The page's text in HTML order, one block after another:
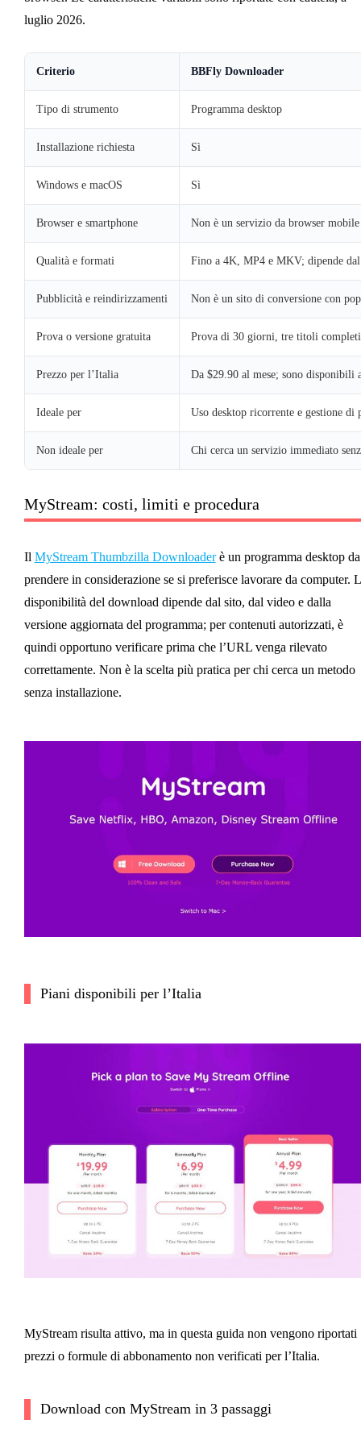
luglio 2026.
Criterio BBFly Downloader
Tipo di strumento Programma desktop
Installazione richiesta Sì
Windows e macOS Sì
Browser e smartphone Non è un servizio da browser mobile
Qualità e formati Fino a 4K, MP4 e MKV; dipende
Pubblicità e reindirizzamenti Non è un sito di conversione con
Prova o versione gratuita Prova di 30 giorni, tre titoli
Prezzo per l’Italia Da $29.90 al mese; sono disponibili
Ideale per Uso desktop ricorrente e gestione di
Non ideale per Chi cerca un servizio immediato
MyStream: costi, limiti e procedura
Il MyStream Thumbzilla Downloaderè un programma desktop da
prendere in considerazione se si preferisce lavorare da computer.
disponibilità del download dipende dal sito, dal video e dalla
versione aggiornata del programma; per contenuti autorizzati, è
quindi opportuno verificare prima che l’URL venga rilevato
correttamente. Non è la scelta più pratica per chi cerca un metodo
senza installazione.
Piani disponibili per l’Italia
MyStream risulta attivo, ma in questa guida non vengono riportati
prezzi o formule di abbonamento non verificati per l’Italia.
Download con MyStream in 3 passaggi